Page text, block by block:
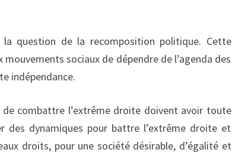
question de la recomposition politique. Cette
sociaux de dépendre de l’agenda des
indépendance.
combattre l’extrême droite doivent avoir toute
dynamiques pour battre l’extrême droite et
droits, pour une société désirable, d’égalité et